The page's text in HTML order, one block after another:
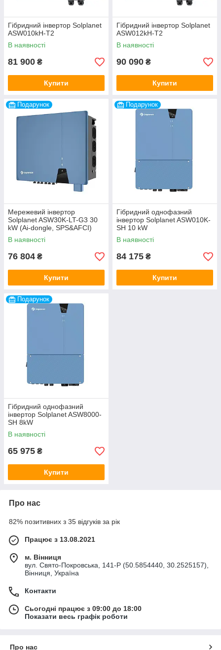
Гібридний інвертор Solplanet
ASW010kH-T2
В наявності
81 900 ₴
Купити
Гібридний інвертор Solplanet
ASW012kH-T2
В наявності
90 090 ₴
Купити
Подарунок
Мережевий інвертор
Solplanet ASW30K-LT-G3 30
kW (Ai-dongle, SPS&AFCI)
В наявності
76 804 ₴
Купити
Подарунок
Гібридний однофазний
інвертор Solplanet ASW010K-
SH 10 kW
В наявності
84 175 ₴
Купити
Подарунок
Гібридний однофазний
інвертор Solplanet ASW8000-
SH 8kW
В наявності
65 975 ₴
Купити
Про нас
82% позитивних з 35 відгуків за рік
Працює з 13.08.2021
м. Вінниця
вул. Свято-Покровська, 141-Р (50.5854440, 30.2525157),
Вінниця, Україна
Контакти
Сьогодні працює з 09:00 до 18:00
Показати весь графік роботи
Про нас